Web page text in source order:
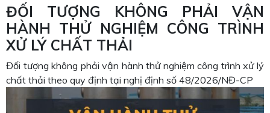
ĐỐI TƯỢNG KHÔNG PHẢI VẬN
HÀNH THỬ NGHIỆM CÔNG TRÌNH
XỬ LÝ CHẤT THẢI
Đối tượng không phải vận hành thử nghiệm công trình xử lý
chất thải theo quy định tại nghị định số 48/2026/NĐ-CP